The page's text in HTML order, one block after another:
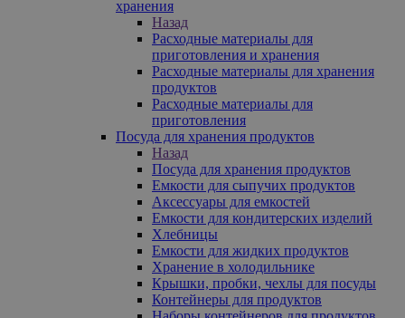
хранения
Назад
Расходные материалы для
приготовления и хранения
Расходные материалы для хранения
продуктов
Расходные материалы для
приготовления
Посуда для хранения продуктов
Назад
Посуда для хранения продуктов
Емкости для сыпучих продуктов
Аксессуары для емкостей
Емкости для кондитерских изделий
Хлебницы
Емкости для жидких продуктов
Хранение в холодильнике
Крышки, пробки, чехлы для посуды
Контейнеры для продуктов